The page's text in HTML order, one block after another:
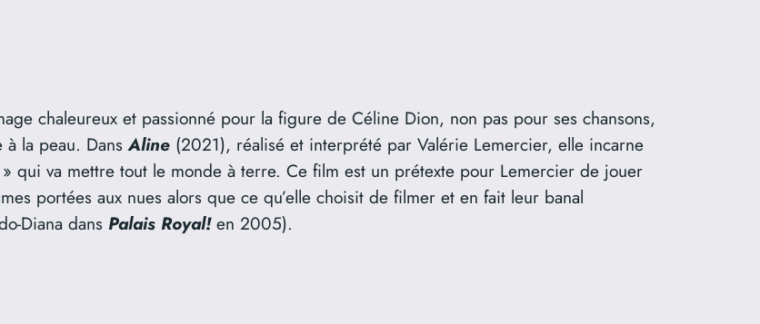
chaleureux et passionné pour la figure de Céline Dion, non pas pour ses chansons,
à la peau. DansAline (2021), réalisé et interprété par Valérie Lemercier, elle incarne
qui va mettre tout le monde à terre. Ce film est un prétexte pour Lemercier de jouer
portées aux nues alors que ce qu’elle choisit de filmer et en fait leur banal
Diana dans Palais Royal!en 2005).